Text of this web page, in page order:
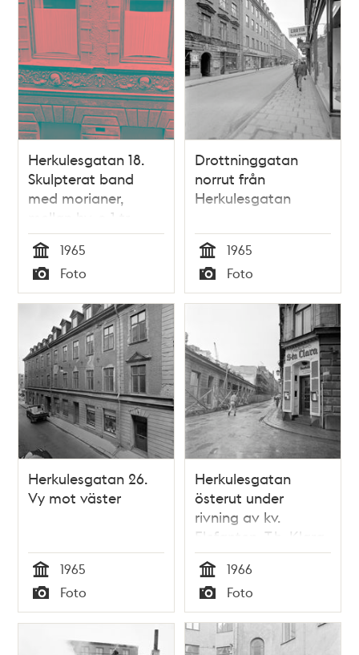
Herkulesgatan 18.
Skulpterat band
med morianer,
mellan bv. o 1 tr.
Anspelar på
apoteket Morianen
Tid
1965
Typ
Foto
Drottninggatan
norrut från
Herkulesgatan
Tid
1965
Typ
Foto
Herkulesgatan 26.
Vy mot väster
Tid
1965
Typ
Foto
Herkulesgatan
österut under
rivning av kv.
Elefanten. T.h. Klara
Södra Kyrkogata 10,
kv. Björnen
Tid
1966
Typ
Foto